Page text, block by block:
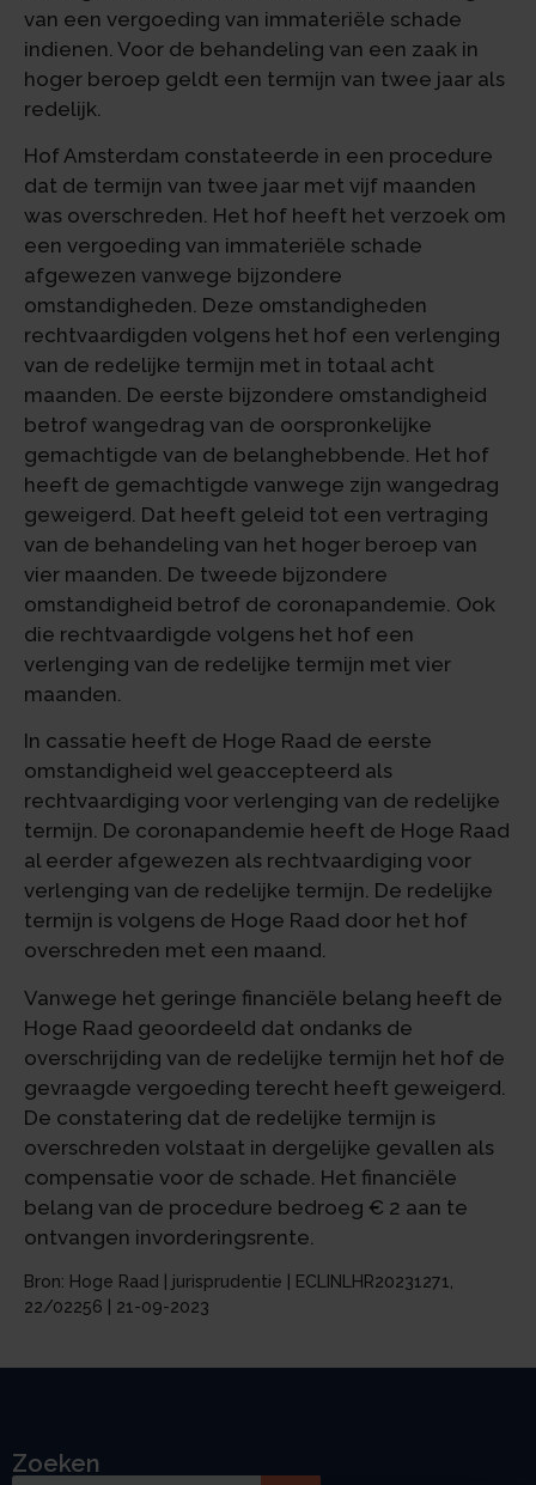
van een vergoeding van immateriële schade
indienen. Voor de behandeling van een zaak in
hoger beroep geldt een termijn van twee jaar als
redelijk.
Hof Amsterdam constateerde in een procedure
dat de termijn van twee jaar met vijf maanden
was overschreden. Het hof heeft het verzoek om
een vergoeding van immateriële schade
afgewezen vanwege bijzondere
omstandigheden. Deze omstandigheden
rechtvaardigden volgens het hof een verlenging
van de redelijke termijn met in totaal acht
maanden. De eerste bijzondere omstandigheid
betrof wangedrag van de oorspronkelijke
gemachtigde van de belanghebbende. Het hof
heeft de gemachtigde vanwege zijn wangedrag
geweigerd. Dat heeft geleid tot een vertraging
van de behandeling van het hoger beroep van
vier maanden. De tweede bijzondere
omstandigheid betrof de coronapandemie. Ook
die rechtvaardigde volgens het hof een
verlenging van de redelijke termijn met vier
maanden.
In cassatie heeft de Hoge Raad de eerste
omstandigheid wel geaccepteerd als
rechtvaardiging voor verlenging van de redelijke
termijn. De coronapandemie heeft de Hoge Raad
al eerder afgewezen als rechtvaardiging voor
verlenging van de redelijke termijn. De redelijke
termijn is volgens de Hoge Raad door het hof
overschreden met een maand.
Vanwege het geringe financiële belang heeft de
Hoge Raad geoordeeld dat ondanks de
overschrijding van de redelijke termijn het hof de
gevraagde vergoeding terecht heeft geweigerd.
De constatering dat de redelijke termijn is
overschreden volstaat in dergelijke gevallen als
compensatie voor de schade. Het financiële
belang van de procedure bedroeg € 2 aan te
ontvangen invorderingsrente.
Bron: Hoge Raad | jurisprudentie | ECLINLHR20231271,
22/02256 | 21-09-2023
Zoeken